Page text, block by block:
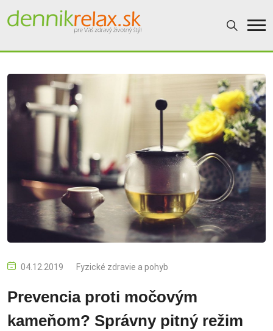
04.12.2019 Fyzické zdravie a pohyb
Prevencia proti močovým
kameňom? Správny pitný režim